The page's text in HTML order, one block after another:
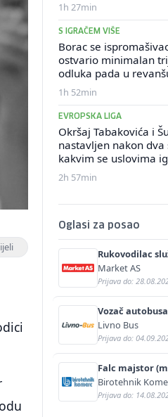
1h 27min
S IGRAČEM VIŠE
Borac se
ostvario minimalan
odluka pada u
1h 52min
EVROPSKA LIGA
Okršaj Tabakovića i
nastavljen nakon
kakvim se uslovima
2h 57min
Oglasi za posao
Rukovodilac
Market AS
Prijava do:
Vozač
Livno Bus
Prijava do:
Falc majstor
Birotehnik
Prijava do: